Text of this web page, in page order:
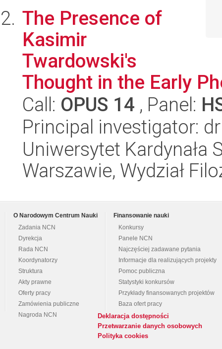
The Presence of
Kasimir
Twardowski's
Thought in the Early
Call: OPUS 14 , Panel:
Principal investigator:
Uniwersytet Kardynała
Warszawie, Wydział
O Narodowym Centrum Nauki
Zadania NCN
Dyrekcja
Rada NCN
Koordynatorzy
Struktura
Akty prawne
Oferty pracy
Zamówienia publiczne
Nagroda NCN
Finansowanie nauki
Konkursy
Panele NCN
Najczęściej zadawane pytania
Informacje dla realizujących projekty
Pomoc publiczna
Statystyki konkursów
Przykłady finansowanych projektów
Baza ofert pracy
Deklaracja dostępności
Przetwarzanie danych osobowych
Polityka cookies